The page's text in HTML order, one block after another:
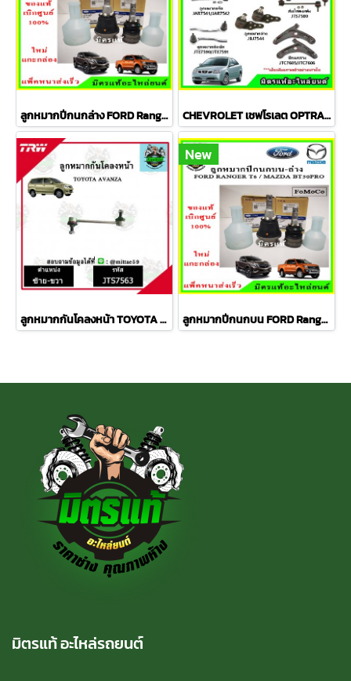
ลูกหมากปีกนกล่าง FORD Ranger T6 / MAZDA BT50 PRO 2WD , 4WD CHEVROLET เชฟโรเลต OPTRA ปี 03-08 ชุดช่วงล่าง TRW
ลูกหมากกันโคลงหน้า TOYOTA AVANZA อเวนซ่า ปี 04-11ชุดช่วงล่าง TRW ราคาต่อคู่
New
ลูกหมากปีกนกบน FORD Ranger T6 / MAZDA BT50 PRO 2WD , 4WD
มิตรแท้ อะไหล่รถยนต์